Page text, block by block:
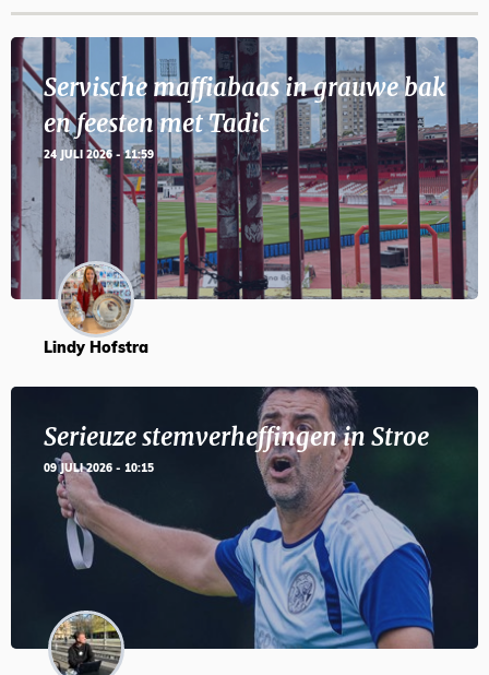
Servische maffiabaas in grauwe bak
en feesten met Tadic
24 JULI 2026 - 11:59
Lindy Hofstra
Serieuze stemverheffingen in Stroe
09 JULI 2026 - 10:15